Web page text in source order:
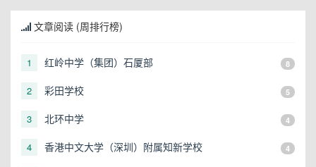
文章阅读 (周排行榜)
1 红岭中学（集团）石厦部 8
2 彩田学校 5
3 北环中学 4
4 香港中文大学（深圳）附属知新学校 4